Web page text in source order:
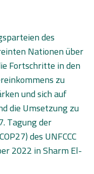
des
Nationen über
Fortschritte in den
zu
und sich auf
die Umsetzung zu
Tagung der
des UNFCCC
2022 in Sharm El-